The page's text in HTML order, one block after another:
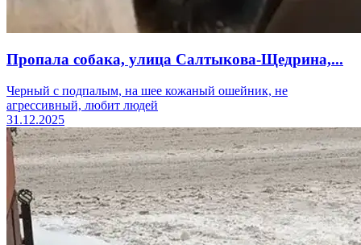
Пропала собака, улица Салтыкова-Щедрина,...
Черный с подпалым, на шее кожаный ошейник, не
агрессивный, любит людей
31.12.2025